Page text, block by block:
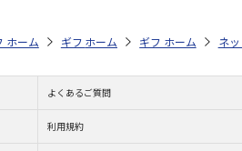
い・お返し 法要・香典返し 日本の極み
ト通販 内祝い・お返し 法要・香典返し
ホーム ギフト通販 お祝い・贈りもの
ホーム ギフト通販 商
ホーム ネ
よくあるご質問
利用規約